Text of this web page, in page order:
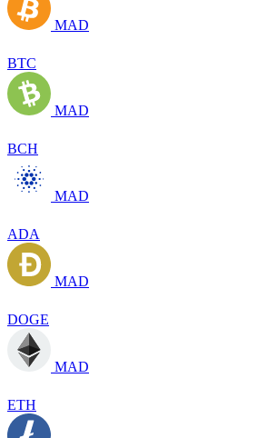
MAD
BTC
MAD
BCH
MAD
ADA
MAD
DOGE
MAD
ETH